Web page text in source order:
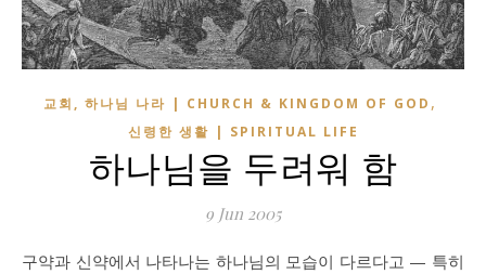
교회, 하나님 나라 | CHURCH & KINGDOM OF GOD ,
신령한 생활 | SPIRITUAL LIFE
하나님을 두려워 함
9 Jun 2005
구약과 신약에서 나타나는 하나님의 모습이 다르다고 — 특히